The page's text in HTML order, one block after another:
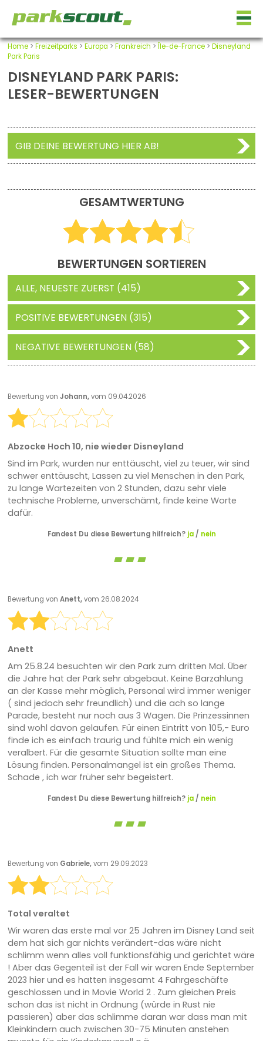
Home> Freizeitparks > Europa > Frankreich > Île-de-France> Disneyland
Park Paris
DISNEYLAND PARK PARIS:
LESER-BEWERTUNGEN
GIB DEINE BEWERTUNG HIER AB!
GESAMTWERTUNG
BEWERTUNGEN SORTIEREN
ALLE, NEUESTE ZUERST (415)
POSITIVE BEWERTUNGEN (315)
NEGATIVE BEWERTUNGEN (58)
Bewertung von Johann,vom 09.04.2026
Abzocke Hoch 10, nie wieder Disneyland
Sind im Park, wurden nur enttäuscht, viel zu teuer, wir sind
schwer enttäuscht, Lassen zu viel Menschen in den Park,
zu lange Wartezeiten von 2 Stunden, dazu sehr viele
technische Probleme, unverschämt, finde keine Worte
dafür.
Fandest Du diese Bewertung hilfreich? ja/ nein
Bewertung von Anett,vom 26.08.2024
Anett
Am 25.8.24 besuchten wir den Park zum dritten Mal. Über
die Jahre hat der Park sehr abgebaut. Keine Barzahlung
an der Kasse mehr möglich, Personal wird immer weniger
( sind jedoch sehr freundlich) und die ach so lange
Parade, besteht nur noch aus 3 Wagen. Die Prinzessinnen
sind wohl davon gelaufen. Für einen Eintritt von 105,- Euro
finde ich es einfach traurig und fühlte mich ein wenig
veralbert. Für die gesamte Situation sollte man eine
Lösung finden. Personalmangel ist ein großes Thema.
Schade , ich war früher sehr begeistert.
Fandest Du diese Bewertung hilfreich? ja/ nein
Bewertung von Gabriele,vom 29.09.2023
Total veraltet
Wir waren das erste mal vor 25 Jahren im Disney Land seit
dem hat sich gar nichts verändert-das wäre nicht
schlimm wenn alles voll funktionsfähig und gerichtet wäre
! Aber das Gegenteil ist der Fall wir waren Ende September
2023 hier und es hatten insgesamt 4 Fahrgeschäfte
geschlossen und in Movie World 2 . Zum gleichen Preis
schon das ist nicht in Ordnung (würde in Rust nie
passieren) aber das schlimme daran war dass man mit
Kleinkindern auch zwischen 30-75 Minuten anstehen